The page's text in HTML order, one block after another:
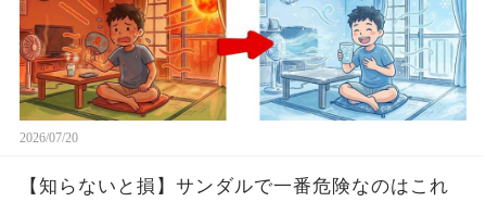
2026/07/20
【知らないと損】サンダルで一番危険なのはこれ